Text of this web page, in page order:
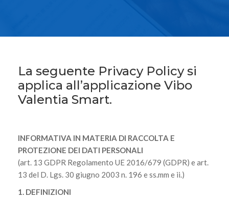
La seguente Privacy Policy si
applica all’applicazione Vibo
Valentia Smart.
INFORMATIVA IN MATERIA DI RACCOLTA E
PROTEZIONE DEI DATI PERSONALI
(art. 13 GDPR Regolamento UE 2016/679 (GDPR) e art.
13 del D. Lgs. 30 giugno 2003 n. 196 e ss.mm e ii.)
1. DEFINIZIONI